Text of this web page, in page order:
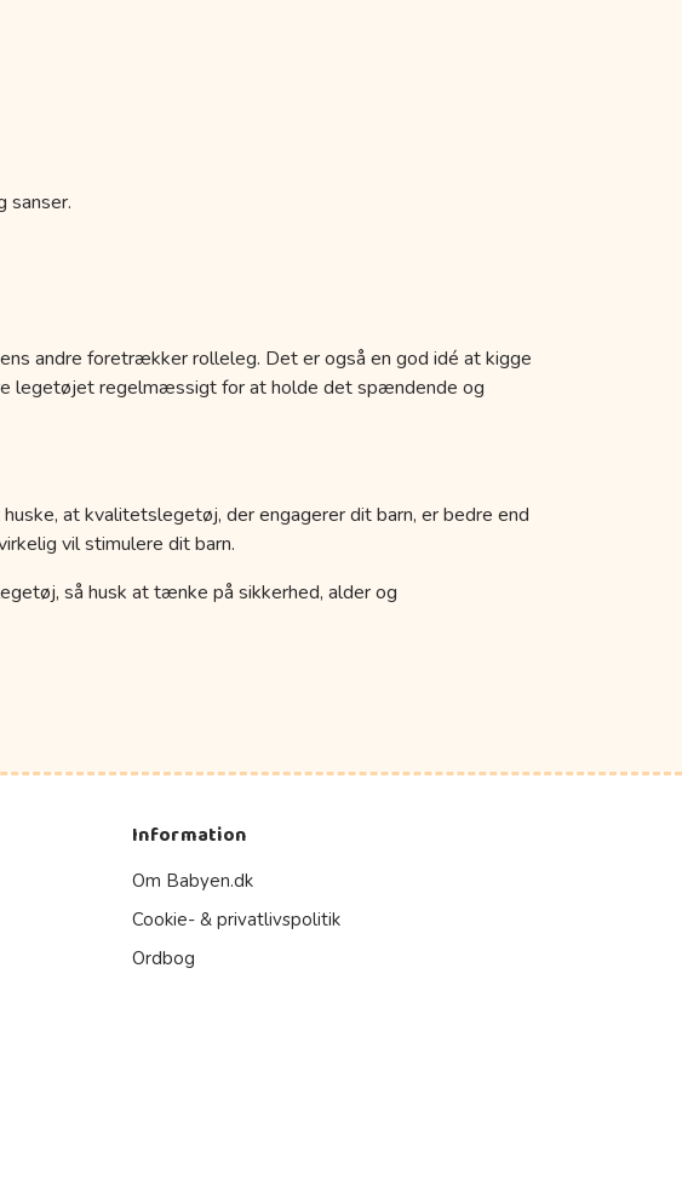
sanser.
andre foretrækker rolleleg. Det er også en god idé at kigge
legetøjet regelmæssigt for at holde det spændende og
at kvalitetslegetøj, der engagerer dit barn, er bedre end
vil stimulere dit barn.
så husk at tænke på sikkerhed, alder og
Information
Om Babyen.dk
Cookie- & privatlivspolitik
Ordbog